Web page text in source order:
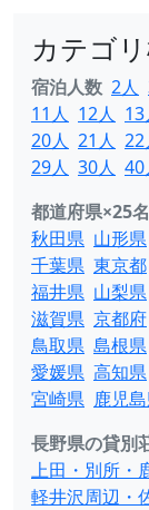
カテゴ
宿泊人数 2人
11人 12人 13
20人 21人 22
29人 30人 40
都道府県×25名
秋田県 山形県
千葉県 東京都
福井県 山梨県
滋賀県 京都府
鳥取県 島根県
愛媛県 高知県
宮崎県 鹿児
長野県の貸別
上田・別所・
軽井沢周辺・